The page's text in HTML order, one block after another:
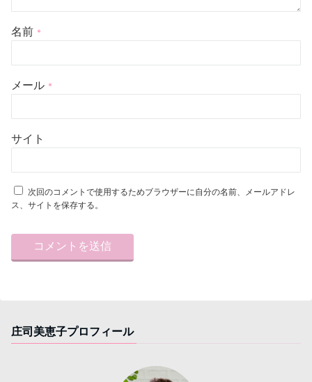
名前 *
メール *
サイト
次回のコメントで使用するためブラウザーに自分の名前、メールアドレ
ス、サイトを保存する。
庄司美恵子プロフィール